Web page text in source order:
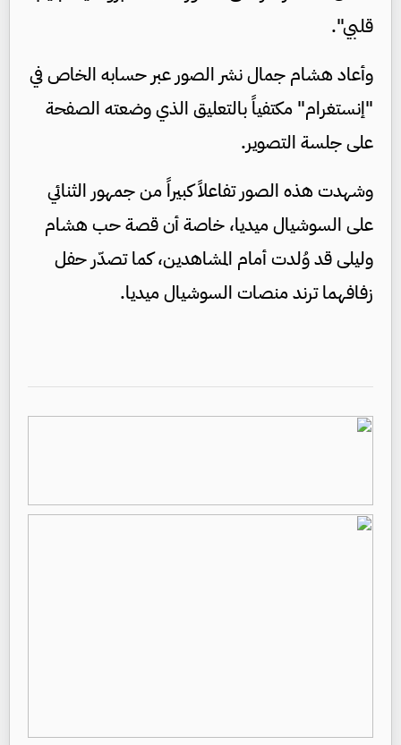
قلبي".
وأعاد هشام جمال نشر الصور عبر حسابه الخاص في
"إنستغرام" مكتفياً بالتعليق الذي وضعته الصفحة
على جلسة التصوير.
وشهدت هذه الصور تفاعلاً كبيراً من جمهور الثنائي
على السوشيال ميديا، خاصة أن قصة حب هشام
وليلى قد وُلدت أمام المشاهدين، كما تصدّر حفل
زفافهما ترند منصات السوشيال ميديا.